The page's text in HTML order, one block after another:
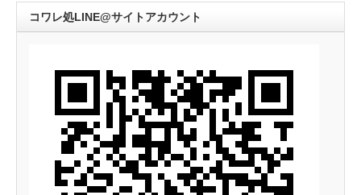
コワレ処LINE@サイトアカウント